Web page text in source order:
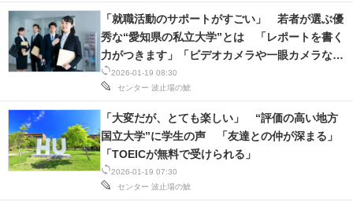
2026-01-19 08:30
センター 波止場の鯱
「就職活動のサポートがすごい」 若者が選ぶ優
秀な“愛知県の私立大学”とは 「レポートを書く
力がつきます」「ビデオカメラや一眼カメラなど
機材貸し出しあり」
2026-01-19 07:30
センター 波止場の鯱
「大変だが、とても楽しい」 “評価の高い地方
国立大学”に学生の声 「友達との仲が深まる」
「TOEICが無料で受けられる」